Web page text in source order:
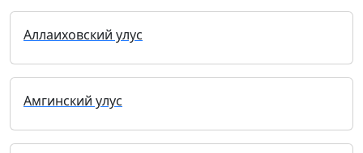
Аллаиховский улус
Амгинский улус